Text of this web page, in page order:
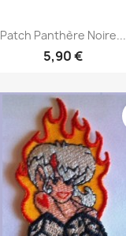
Patch Panthère Noire...
5,90 €